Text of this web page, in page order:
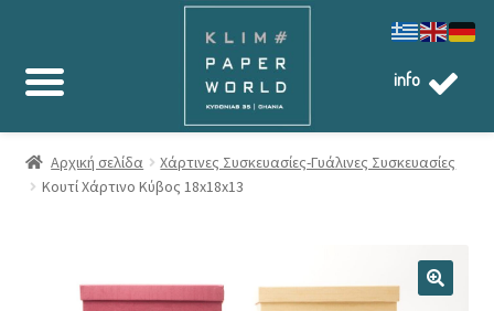
Αρχική σελίδα
Χάρτινες Συσκευασίες-Γυάλινες Συσκευασίες
Κουτί Χάρτινο Κύβος 18x18x13
info